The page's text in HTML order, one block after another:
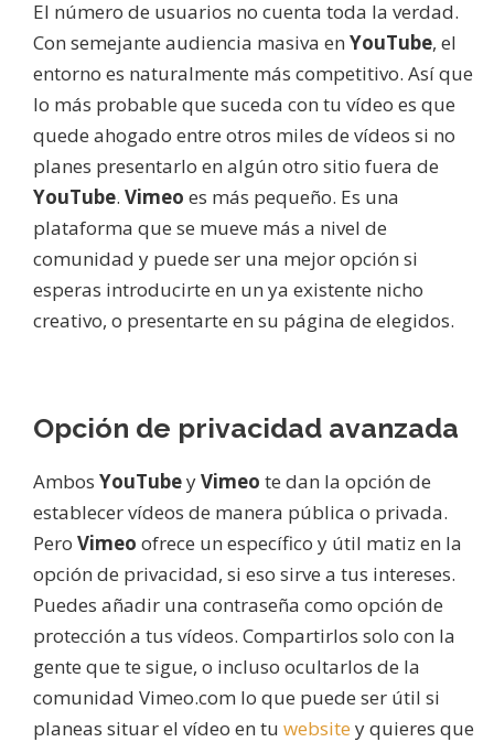
El número de usuarios no cuenta toda la verdad.
Con semejante audiencia masiva en YouTube, el
entorno es naturalmente más competitivo. Así que
lo más probable que suceda con tu vídeo es que
quede ahogado entre otros miles de vídeos si no
planes presentarlo en algún otro sitio fuera de
YouTube. Vimeo es más pequeño. Es una
plataforma que se mueve más a nivel de
comunidad y puede ser una mejor opción si
esperas introducirte en un ya existente nicho
creativo, o presentarte en su página de elegidos.
Opción de privacidad avanzada
Ambos YouTubeyVimeo te dan la opción de
establecer vídeos de manera pública o privada.
Pero Vimeo ofrece un específico y útil matiz en la
opción de privacidad, si eso sirve a tus intereses.
Puedes añadir una contraseña como opción de
protección a tus vídeos. Compartirlos solo con la
gente que te sigue, o incluso ocultarlos de la
comunidad Vimeo.com lo que puede ser útil si
planeas situar el vídeo en tu website y quieres que